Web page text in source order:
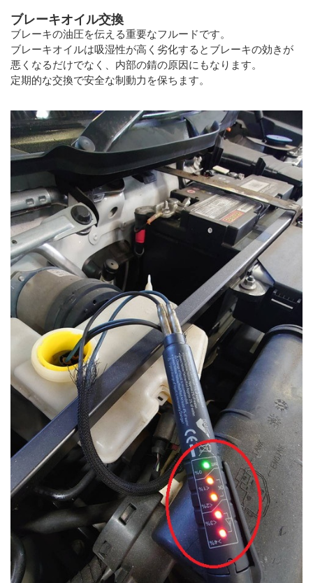
ブレーキオイル交換
ブレーキの油圧を伝える重要なフルードです。
ブレーキオイルは吸湿性が高く劣化するとブレーキの効きが
悪くなるだけでなく、内部の錆の原因にもなります。
定期的な交換で安全な制動力を保ちます。